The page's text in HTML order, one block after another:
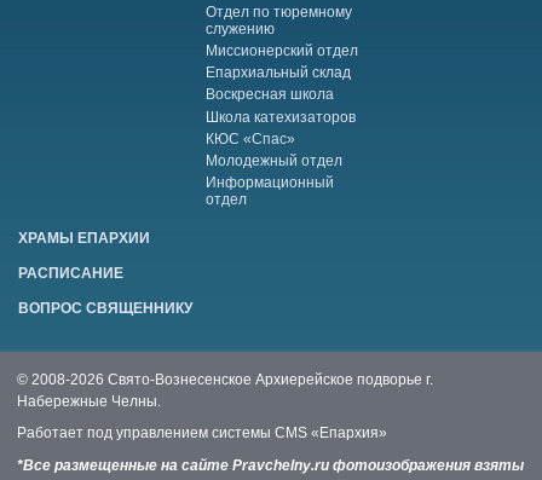
Отдел по тюремному
служению
Миссионерский отдел
Епархиальный склад
Воскресная школа
Школа катехизаторов
КЮС «Спас»
Молодежный отдел
Информационный
отдел
ХРАМЫ ЕПАРХИИ
РАСПИСАНИЕ
ВОПРОС СВЯЩЕННИКУ
© 2008-2026 Свято-Вознесенское Архиерейское подворье г.
Набережные Челны.
Работает под управлением системы CMS «Епархия»
*Все размещенные на сайте Pravchelny.ru фотоизображения взяты